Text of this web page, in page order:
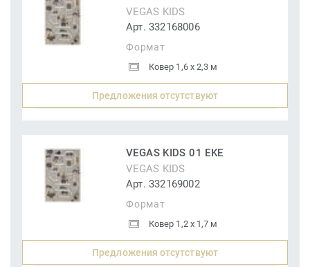
VEGAS KIDS
Арт. 332168006
Формат
Ковер 1,6 x 2,3 м
Предложения отсутствуют
VEGAS KIDS 01 EKE
VEGAS KIDS
Арт. 332169002
Формат
Ковер 1,2 x 1,7 м
Предложения отсутствуют